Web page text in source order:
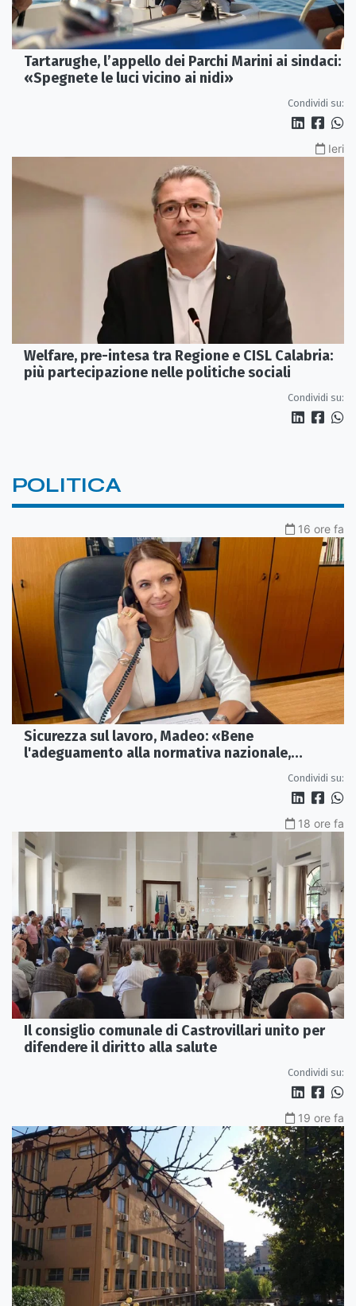
Tartarughe, l’appello dei Parchi Marini ai sindaci:
«Spegnete le luci vicino ai nidi»
Condividi su:
Ieri
Welfare, pre-intesa tra Regione e CISL Calabria:
più partecipazione nelle politiche sociali
Condividi su:
POLITICA
16 ore fa
Sicurezza sul lavoro, Madeo: «Bene
l'adeguamento alla normativa nazionale,
Condividi su:
18 ore fa
Il consiglio comunale di Castrovillari unito per
difendere il diritto alla salute
Condividi su:
19 ore fa